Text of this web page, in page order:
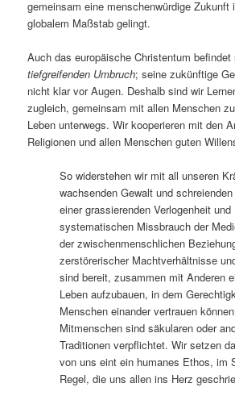
gemeinsam eine menschenwürdige Zukunft
globalem Maßstab gelingt.
Auch das europäische Christentum
tiefgreifenden Umbruch; seine zukünftige
nicht klar vor Augen. Deshalb sind wir
zugleich, gemeinsam mit allen Menschen
Leben unterwegs. Wir kooperieren mit den
Religionen und allen Menschen guten
So widerstehen wir mit all unseren
wachsenden Gewalt und
einer grassierenden Verlogenheit
systematischen Missbrauch der
der zwischenmenschlichen
zerstörerischer Machtverhältnisse
sind bereit, zusammen mit Anderen
Leben aufzubauen, in dem
Menschen einander vertrauen
Mitmenschen sind säkularen oder
Traditionen verpflichtet. Wir setzen
von uns eint ein humanes Ethos, im
Regel, die uns allen ins Herz